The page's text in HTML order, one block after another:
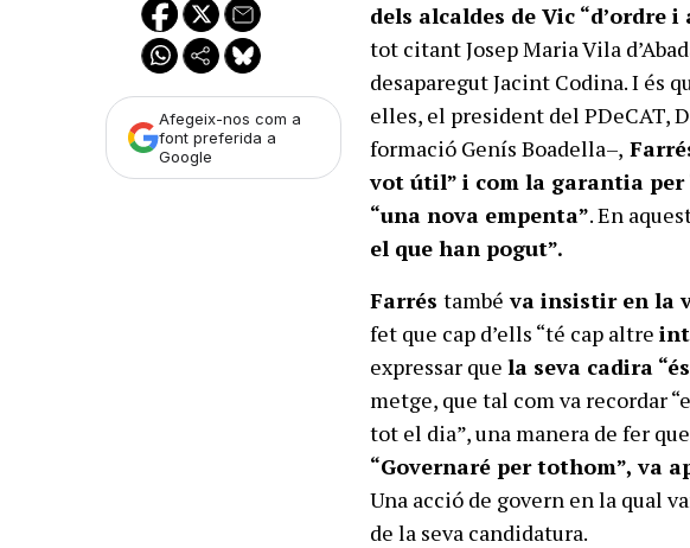
Afegeix-nos com a
font preferida a
Google
dels alcaldes de Vic
tot citant Josep Maria Vila
desaparegut Jacint Codina. I és
elles, el president del PDeCAT,
formació Genís Boadella–,
vot útil” i com la garantia per
“una nova empenta”. En
el que han pogut”.
Farréstambé va insistir en la
fet que cap d’ells “té cap altre
expressar quela seva cadira
metge, que tal com va recordar
tot el dia”, una manera de fer
“Governaré per tothom”, va
Una acció de govern en la qual
de la seva candidatura.